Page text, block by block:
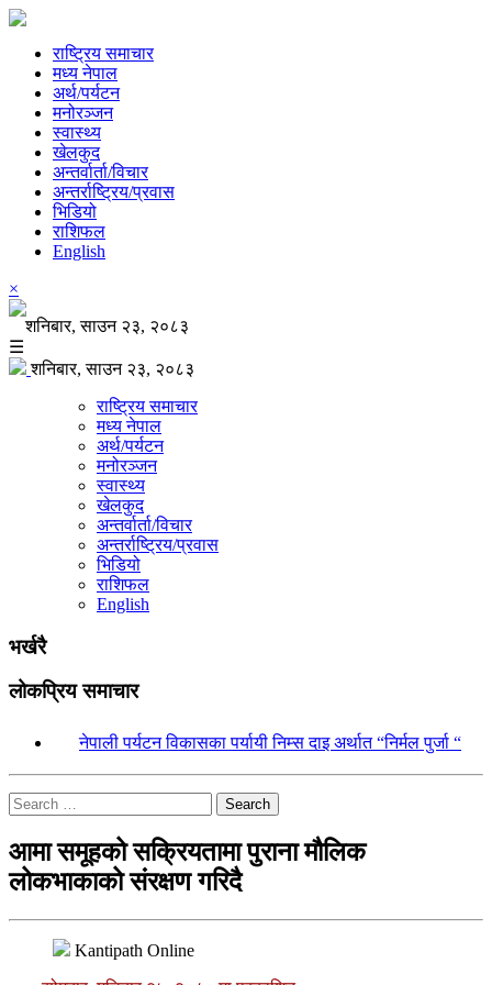
राष्ट्रिय समाचार
मध्य नेपाल
अर्थ/पर्यटन
मनोरञ्जन
स्वास्थ्य
खेलकुद
अन्तर्वार्ता/विचार
अन्तर्राष्ट्रिय/प्रवास
भिडियो
राशिफल
English
×
शनिबार, साउन २३, २०८३
☰
शनिबार, साउन २३, २०८३
राष्ट्रिय समाचार
मध्य नेपाल
अर्थ/पर्यटन
मनोरञ्जन
स्वास्थ्य
खेलकुद
अन्तर्वार्ता/विचार
अन्तर्राष्ट्रिय/प्रवास
भिडियो
राशिफल
English
भर्खरै
लोकप्रिय समाचार
नेपाली पर्यटन विकासका पर्यायी निम्स दाइ अर्थात “निर्मल पुर्जा “
Search
आमा समूहको सक्रियतामा पुराना मौलिक
लोकभाकाको संरक्षण गरिदै
Kantipath Online